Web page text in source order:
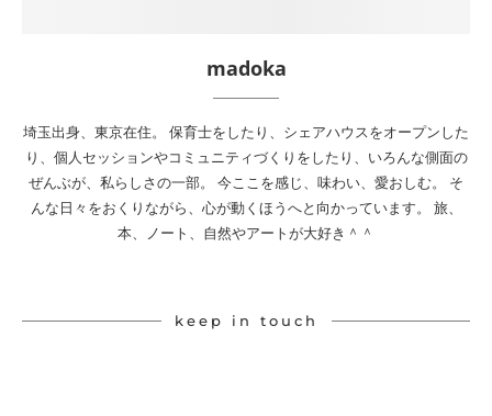
madoka
埼玉出身、東京在住。 保育士をしたり、シェアハウスをオープンした
り、個人セッションやコミュニティづくりをしたり、いろんな側面の
ぜんぶが、私らしさの一部。 今ここを感じ、味わい、愛おしむ。 そ
んな日々をおくりながら、心が動くほうへと向かっています。 旅、
本、ノート、自然やアートが大好き＾＾
keep in touch